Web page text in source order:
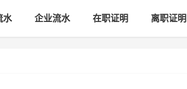
水 企业流水 在职证明 离职证明